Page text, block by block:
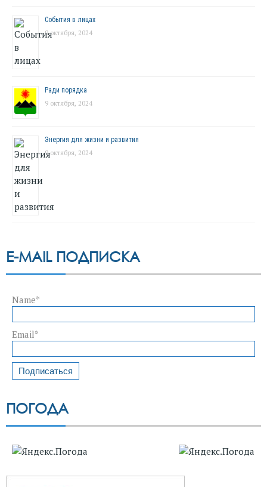
События в лицах
9 октября, 2024
Ради порядка
9 октября, 2024
Энергия для жизни и развития
9 октября, 2024
E-MAIL ПОДПИСКА
Name*
Email*
ПОГОДА